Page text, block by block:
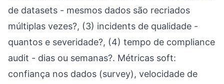
de datasets - mesmos dados são recriados
múltiplas vezes?, (3) incidents de qualidade -
quantos e severidade?, (4) tempo de compliance
audit - dias ou semanas?. Métricas soft:
confiança nos dados (survey), velocidade de